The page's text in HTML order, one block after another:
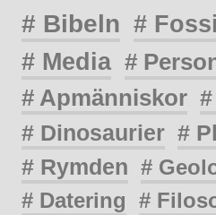
# Bibeln #
# Media #
# Apmänniskor
# Dinosaurier #
# Rymden #
# Datering #